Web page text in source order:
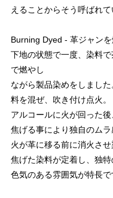
えることからそう呼ばれて
Burning Dyed - 革ジャン
下地の状態で一度、染料
で燃やし
ながら製品染めをしまし
料を混ぜ、吹き付け点火。
アルコールに火が回った
焦げる事により独自のムラ
火が革に移る前に消火させ
焦げた染料が定着し、独
色気のある雰囲気が特長で